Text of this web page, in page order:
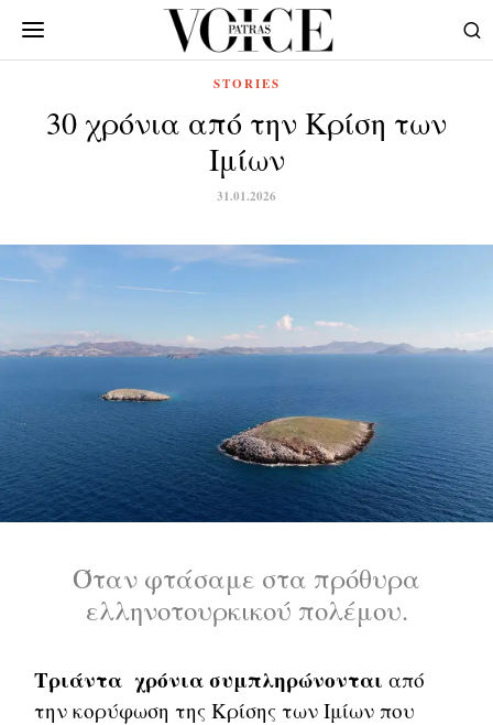
STORIES
30 χρόνια από την Κρίση των
Ιμίων
31.01.2026
Όταν φτάσαμε στα πρόθυρα
ελληνοτουρκικού πολέμου.
Τριάντα χρόνια συμπληρώνονται από
την κορύφωση της Κρίσης των Ιμίων που